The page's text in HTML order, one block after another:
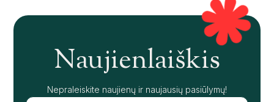
Naujienlaiškis
Nepraleiskite naujienų ir naujausių pasiūlymų!